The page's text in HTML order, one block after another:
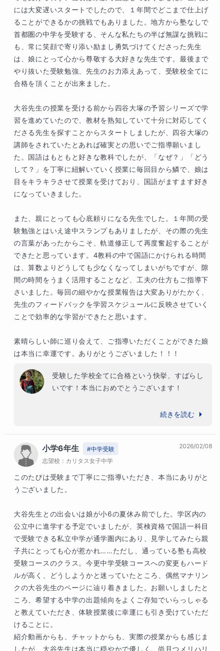
そのようです。
これからどこまで伸びていくのか、楽しみで
す。
一緒に頑張っていきましょう！
には大変遅いスタートでしたので、１年間でどこまで仕上げ
ることができるかの挑戦でもありました。地方から塾なしで
首都圏の中学を受験する、そんな私たちの半ば無謀な挑戦に
も、常に笑顔で寄り添い励まし勇気づけてくださった先生
は、娘にとって心から尊敬する大好きな先生です。最後まで
やり抜いた受験勉強、先生のお力添えあって、受験校全てに
合格を頂くことが出来ました。
大谷先生の授業を受ける前から四谷大塚の予習シリーズで学
習を進めていたので、教材を熟知していて十分に対応してく
ださる先生を探すことからスタートしましたが、四谷大塚の
講師をされていたとあれば確実との思いでご指導願いまし
た。国語はもともと好きな教科でしたが、「なぜ？」「どう
して？」を丁寧に紐解いていく授業に毎回目から鱗で、娘は
目をキラキラさせて授業を受けており、国語がますます好き
になっていきました。
また、親にとっても心底頼りになる先生でした。１年間の受
験勉強とはいえ途中スランプもありましたが、その際の先生
の言葉があったからこそ、軌道修正して再度奮起することが
できたと思っています。4教科の中で国語にかけられる時間
は、算数よりどうしても少なくなってしまいがちですが、隙
間の時間をうまく活用することなど、工夫の仕方もご指導下
さいました。毎回の細やかな授業報告は大変ありがたかく、
先生のフィードバックを学習スケジュールに反映させていく
ことで効率的な学習ができたと思います。
素晴らしい師に巡り会えて、ご指導いただくことができた娘
は本当に幸運です。ありがとうございました！！！
受験した学校全てに合格という快挙、すばらし
いです！本当におめでとうございます！
地方から塾なしで首都圏の中学受験にみごとに
も大変だったはずです。途中で投げ出しそうに
なりながらも、歯を食いしばって勉強を続け、
最後までやり抜いた生徒さんの気持ちの強さに
は感心するばかりです。特に受験校を決めた後
の猛ダッシュは凄かったですね。間違いなく受
されましたね。
授業中は常に意欲的で、こちらの伝えたいこと
をスポンジのようにどんどん吸収して力を付け
ていくのが手に取るようにわかり、頼もしい限
りで、私にとっても大変楽しみな時間でした。
テストで得点をとるためだけではない、学ぶこ
との深さ、楽しさを中学、高校でも大切にして
いってくださいね。
おります。家庭学習の綿密なスケジューリン
グ、さぞや大変だったと思います。それを実行
続きを読む
小学6年生 #中学受験
志望校： カリタス女子中学
2026/02/08
このたびは受験まで丁寧にご指導いただき、本当にありがと
うございました。
大谷先生との出会いは娘が小6の夏休み前でした。学区内の
公立中に進学する予定でいましたが、英検資格で国語一科目
で受験できる私立中学が通学圏内にあり、見学してみたら親
子共にとっても心が惹かれ……ただし、通っている塾も高校
受験コースのクラス。今更中学受験コースへの変更もハード
ルが高く、どうしようかと迷っていたところ、偶然マナリン
クの大谷先生のページに辿り着きました。お願いしましたと
ころ、希望する中学の出題傾向をよくご存知でいらっしゃる
と教えていただき、体験授業後に幸運にも引き受けていただ
けることに。
紹介動画からも、チャットからも、実際の授業からも感じま
したが、大谷先生は本当に穏やかで優しく、尚且つメリハリ